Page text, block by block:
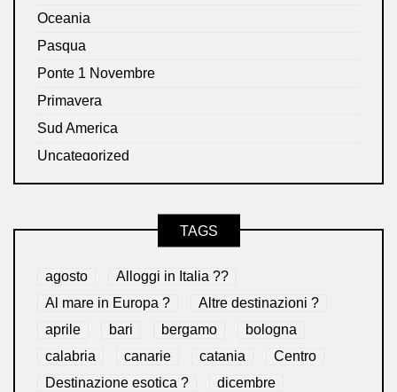
Oceania
Pasqua
Ponte 1 Novembre
Primavera
Sud America
Uncategorized
TAGS
agosto
Alloggi in Italia ??
Al mare in Europa ?️
Altre destinazioni ?
aprile
bari bergamo
bologna
calabria
canarie catania
Centro
Destinazione esotica ?
dicembre